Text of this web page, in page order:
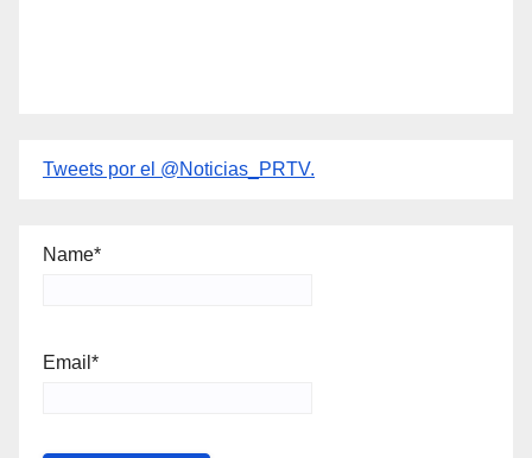
Tweets por el @Noticias_PRTV.
Name*
Email*